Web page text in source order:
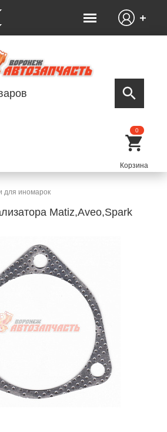
0
для иномарок
Matiz,Aveo,Spark